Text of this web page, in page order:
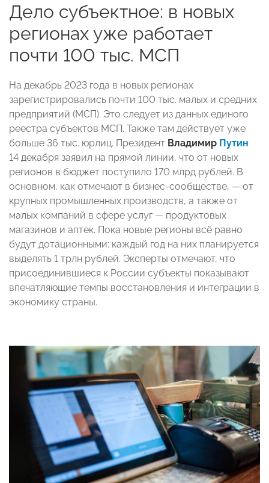
Дело субъектное: в новых
регионах уже работает
почти 100 тыс. МСП
На декабрь 2023 года в новых регионах
зарегистрировались почти 100 тыс. малых и средних
предприятий (МСП). Это следует из данных единого
реестра субъектов МСП. Также там действует уже
больше 36 тыс. юрлиц. Президент Владимир Путин
14 декабря заявил на прямой линии, что от новых
регионов в бюджет поступило 170 млрд рублей. В
основном, как отмечают в бизнес-сообществе, — от
крупных промышленных производств, а также от
малых компаний в сфере услуг — продуктовых
магазинов и аптек. Пока новые регионы всё равно
будут дотационными: каждый год на них планируется
выделять 1 трлн рублей. Эксперты отмечают, что
присоединившиеся к России субъекты показывают
впечатляющие темпы восстановления и интеграции в
экономику страны.